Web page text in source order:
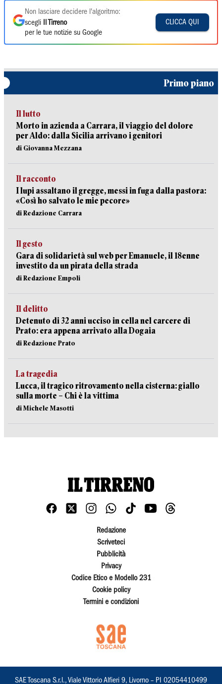
Non lasciare decidere l'algoritmo:
scegli
Il Tirreno
per le tue notizie su Google
CLICCA QUI
Primo piano
Il lutto
Morto in azienda a Carrara, il viaggio del dolore
per Aldo: dalla Sicilia arrivano i genitori
di Giovanna Mezzana
Il racconto
I lupi assaltano il gregge, messi in fuga dalla pastora:
«Così ho salvato le mie pecore»
di Redazione Carrara
Il gesto
Gara di solidarietà sul web per Emanuele, il 18enne
investito da un pirata della strada
di Redazione Empoli
Il delitto
Detenuto di 32 anni ucciso in cella nel carcere di
Prato: era appena arrivato alla Dogaia
di Redazione Prato
La tragedia
Lucca, il tragico ritrovamento nella cisterna: giallo
sulla morte – Chi è la vittima
di Michele Masotti
Redazione
Scriveteci
Pubblicità
Privacy
Codice Etico e Modello 231
Cookie policy
Termini e condizioni
SAE Toscana S.r.l., Viale Vittorio Alfieri 9, Livorno – PI 02054410499